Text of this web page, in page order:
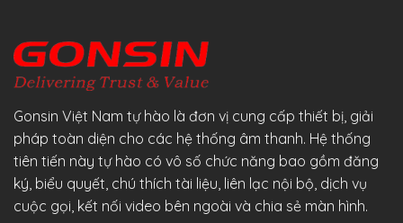
Gonsin Việt Nam tự hào là đơn vị cung cấp thiết bị, giải
pháp toàn diện cho các hệ thống âm thanh. Hệ thống
tiên tiến này tự hào có vô số chức năng bao gồm đăng
ký, biểu quyết, chú thích tài liệu, liên lạc nội bộ, dịch vụ
cuộc gọi, kết nối video bên ngoài và chia sẻ màn hình.